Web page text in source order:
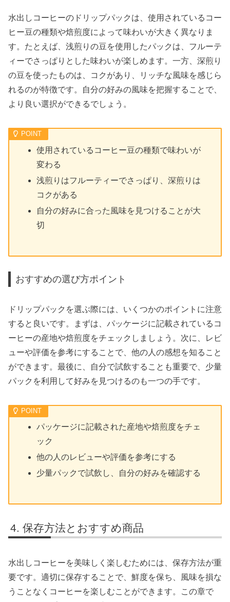
水出しコーヒーのドリップパックは、使用されているコー
ヒー豆の種類や焙煎度によって味わいが大きく異なりま
す。たとえば、浅煎りの豆を使用したパックは、フルーテ
ィーでさっぱりとした味わいが楽しめます。一方、深煎り
の豆を使ったものは、コクがあり、リッチな風味を感じら
れるのが特徴です。自分の好みの風味を把握することで、
より良い選択ができるでしょう。
使用されているコーヒー豆の種類で味わいが
変わる
浅煎りはフルーティーでさっぱり、深煎りは
コクがある
自分の好みに合った風味を見つけることが大
切
おすすめの選び方ポイント
ドリップパックを選ぶ際には、いくつかのポイントに注意
すると良いです。まずは、パッケージに記載されているコ
ーヒーの産地や焙煎度をチェックしましょう。次に、レビ
ューや評価を参考にすることで、他の人の感想を知ること
ができます。最後に、自分で試飲することも重要で、少量
パックを利用して好みを見つけるのも一つの手です。
パッケージに記載された産地や焙煎度をチェ
ック
他の人のレビューや評価を参考にする
少量パックで試飲し、自分の好みを確認する
保存方法とおすすめ商品
水出しコーヒーを美味しく楽しむためには、保存方法が重
要です。適切に保存することで、鮮度を保ち、風味を損な
うことなくコーヒーを楽しむことができます。この章で